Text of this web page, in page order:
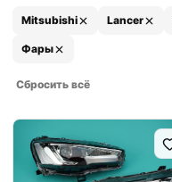
Mitsubishi Lancer
Фары
Сбросить всё